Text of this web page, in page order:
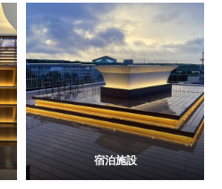
宿泊施設